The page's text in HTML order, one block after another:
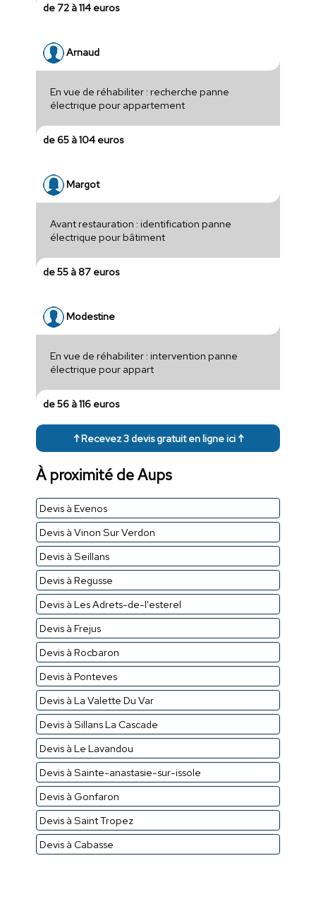
de 72 à 114 euros
Arnaud
En vue de réhabiliter : recherche panne
électrique pour appartement
de 65 à 104 euros
Margot
Avant restauration : identification panne
électrique pour bâtiment
de 55 à 87 euros
Modestine
En vue de réhabiliter : intervention panne
électrique pour appart
de 56 à 116 euros
↑ Recevez 3 devis gratuit en ligne ici ↑
À proximité de Aups
Devis à Evenos
Devis à Vinon Sur Verdon
Devis à Seillans
Devis à Regusse
Devis à Les Adrets-de-l'esterel
Devis à Frejus
Devis à Rocbaron
Devis à Ponteves
Devis à La Valette Du Var
Devis à Sillans La Cascade
Devis à Le Lavandou
Devis à Sainte-anastasie-sur-issole
Devis à Gonfaron
Devis à Saint Tropez
Devis à Cabasse